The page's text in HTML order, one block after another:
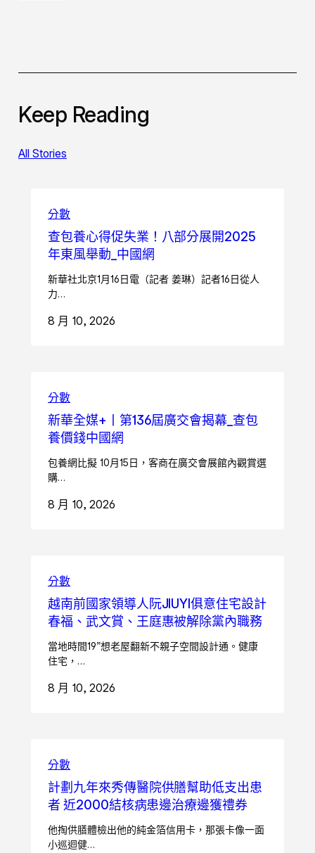
Keep Reading
All Stories
分數
查包養心得促失業！八部分展開2025
年東風舉動_中國網
新華社北京1月16日電（記者 姜琳）記者16日從人
力…
8 月 10, 2026
分數
新華全媒+丨第136屆廣交會揭幕_查包
養價錢中國網
包養網比擬 10月15日，客商在廣交會展館內觀賞選
購…
8 月 10, 2026
分數
越南前國家領導人阮JIUYI俱意住宅設計
春福、武文賞、王庭惠被解除黨內職務
當地時間19”想老屋翻新不親子空間設計通。健康
住宅，…
8 月 10, 2026
分數
計劃九年來秀傳醫院供膳幫助低支出患
者 近2000結核病患邊治療邊獲禮券
他掏供膳體檢出他的純金箔信用卡，那張卡像一面
小巡迴健…